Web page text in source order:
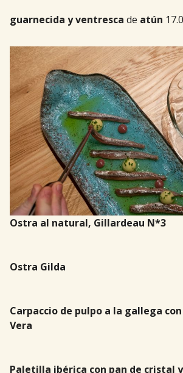
Ostra al natural, Gillardeau N*3
Ostra Gilda
Carpaccio de pulpo a la gallega
Vera
Paletilla ibérica con pan de cristal
guarnecida yventresca de atún